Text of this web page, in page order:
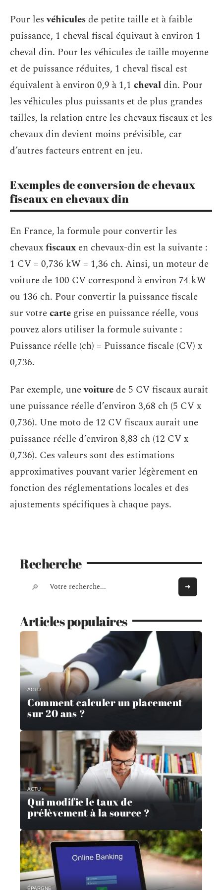
Pour lesvéhiculesde petite taille et à faible
puissance, 1 cheval fiscal équivaut à environ 1
cheval din. Pour les véhicules de taille moyenne
et de puissance réduites, 1 cheval fiscal est
équivalent à environ 0,9 à 1,1 chevaldin. Pour
les véhicules plus puissants et de plus grandes
tailles, la relation entre les chevaux fiscaux et les
chevaux din devient moins prévisible, car
d’autres facteurs entrent en jeu.
Exemples de conversion de chevaux
fiscaux en chevaux din
En France, la formule pour convertir les
chevauxfiscaux en chevaux-din est la suivante :
1 CV = 0,736 kW = 1,36 ch. Ainsi, un moteur de
voiture de 100 CV correspond à environ 74 kW
ou 136 ch. Pour convertir la puissance fiscale
sur votrecarte grise en puissance réelle, vous
pouvez alors utiliser la formule suivante :
Puissance réelle (ch) = Puissance fiscale (CV) x
0,736.
Par exemple, unevoiturede 5 CV fiscaux aurait
une puissance réelle d’environ 3,68 ch (5 CV x
0,736). Une moto de 12 CV fiscaux aurait une
puissance réelle d’environ 8,83 ch (12 CV x
0,736). Ces valeurs sont des estimations
approximatives pouvant varier légèrement en
fonction des réglementations locales et des
ajustements spécifiques à chaque pays.
Recherche
Articles populaires
ACTU
Comment calculer un placement
sur 20 ans ?
ACTU
Qui modifie le taux de
prélèvement à la source ?
ÉPARGNE